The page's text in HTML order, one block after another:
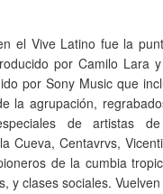
el Vive Latino fue la
por Camilo Lara
por Sony Music que
la agrupación,
de artistas
Cueva, Centavrvs,
de la cumbia
y clases sociales.